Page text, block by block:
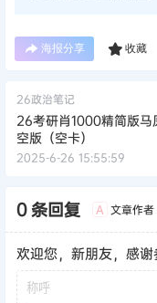
海报分享 收藏
26政治笔记
26考研肖1000精简版马
空版（空卡）
2025-6-26 15:55:59
0 条回复 A 文章作者
欢迎您，新朋友，感谢